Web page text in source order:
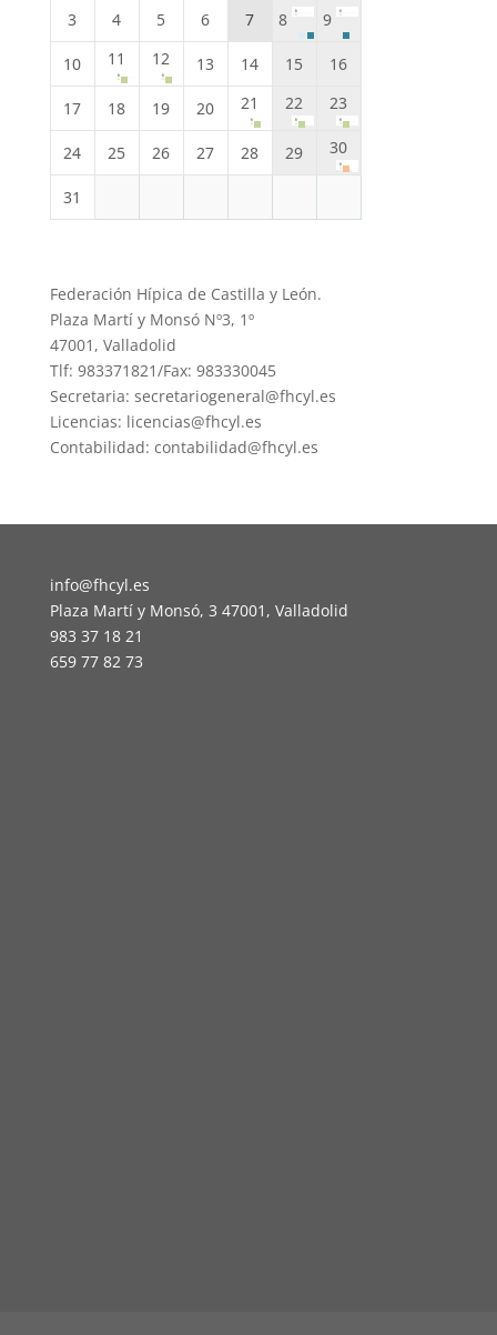
3 4 5 6 7 8 9
10 11 12 13 14 15 16
17 18 19 20 21 22 23
24 25 26 27 28 29 30
31
Federación Hípica de Castilla y León.
Plaza Martí y Monsó Nº3, 1º
47001, Valladolid
Tlf: 983371821/Fax: 983330045
Secretaria: secretariogeneral@fhcyl.es
Licencias: licencias@fhcyl.es
Contabilidad: contabilidad@fhcyl.es
info@fhcyl.es
Plaza Martí y Monsó, 3 47001, Valladolid
983 37 18 21
659 77 82 73